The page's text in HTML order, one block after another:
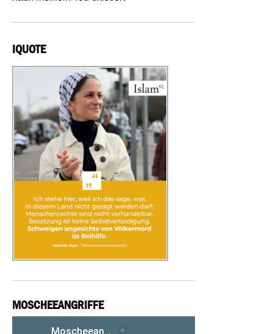
IQUOTE
MOSCHEEANGRIFFE